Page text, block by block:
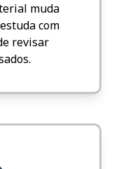
muda
com
revisar